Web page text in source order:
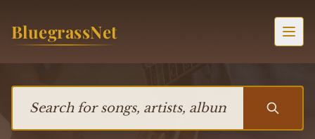
BluegrassNet